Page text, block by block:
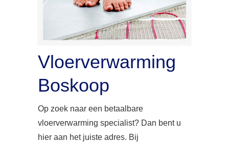
Vloerverwarming
Boskoop
Op zoek naar een betaalbare
vloerverwarming specialist? Dan bent u
hier aan het juiste adres. Bij